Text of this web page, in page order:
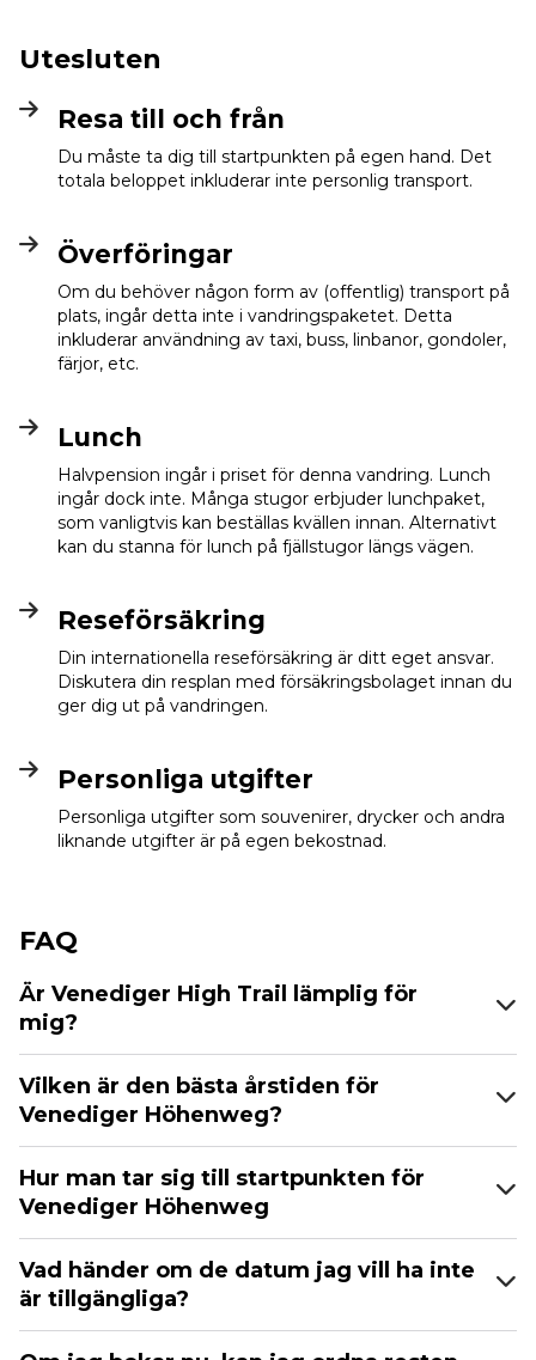
Utesluten
Resa till och från
Du måste ta dig till startpunkten på egen hand. Det
totala beloppet inkluderar inte personlig transport.
Överföringar
Om du behöver någon form av (offentlig) transport på
plats, ingår detta inte i vandringspaketet. Detta
inkluderar användning av taxi, buss, linbanor, gondoler,
färjor, etc.
Lunch
Halvpension ingår i priset för denna vandring. Lunch
ingår dock inte. Många stugor erbjuder lunchpaket,
som vanligtvis kan beställas kvällen innan. Alternativt
kan du stanna för lunch på fjällstugor längs vägen.
Reseförsäkring
Din internationella reseförsäkring är ditt eget ansvar.
Diskutera din resplan med försäkringsbolaget innan du
ger dig ut på vandringen.
Personliga utgifter
Personliga utgifter som souvenirer, drycker och andra
liknande utgifter är på egen bekostnad.
FAQ
Är Venediger High Trail lämplig för
mig?
Vilken är den bästa årstiden för
Venediger Höhenweg?
Hur man tar sig till startpunkten för
Venediger Höhenweg
Vad händer om de datum jag vill ha inte
är tillgängliga?